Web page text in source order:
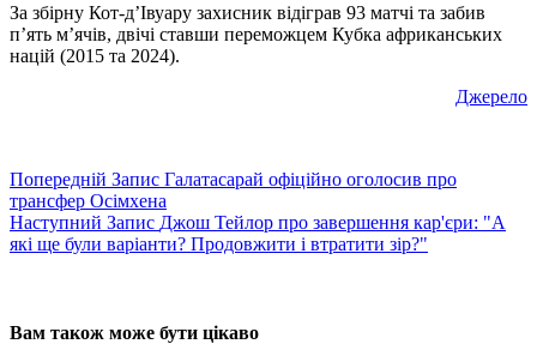
За збірну Кот-д’Івуару захисник відіграв 93 матчі та забив
п’ять м’ячів, двічі ставши переможцем Кубка африканських
націй (2015 та 2024).
Джерело
Попередній Запис Галатасарай офіційно оголосив про
трансфер Осімхена
Наступний Запис Джош Тейлор про завершення кар'єри: "А
які ще були варіанти? Продовжити і втратити зір?"
Вам також може бути цікаво